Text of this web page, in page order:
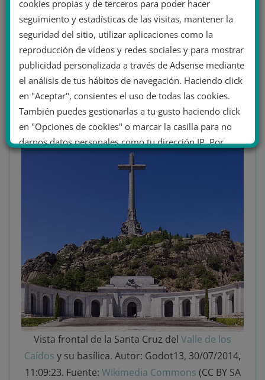
franquismo es una
peste
Y parece que es un apestado todo aquel que no porta
la banderita en la mascarilla o el que no se enorgullece
con el patriotismo de una bandera secuestrada por los
herederos del franquismo o quien critica a la Corona
impuesta por el mismo franquismo.
Vista frontal de la Santa Cruz del Valle de los
Caídos y su basílica. Autor: Godot13, 30/07/2014,
11:09:23. Fuente: Wikimedia Commons (CC BY SA
cookies propias y de terceros para poder hacer
seguimiento y estadísticas de las visitas, mantener la
seguridad del sitio, utilizar aplicaciones como la
reproducción de vídeos y redes sociales y para mostrar
publicidad personalizada a través de Adsense mediante
el análisis de tus hábitos de navegación. Haciendo click
en "Aceptar", consientes el uso de todas las cookies.
También puedes gestionarlas a tu gusto haciendo click
en "Opciones de cookies" o marcar la casilla para no
darnos datos personales como tu dirección IP. Por
último, puedes leer nuestra Política de cookies.
No dar mi información personal
Aceptar cookies
Rechazar cookies Política de cookies